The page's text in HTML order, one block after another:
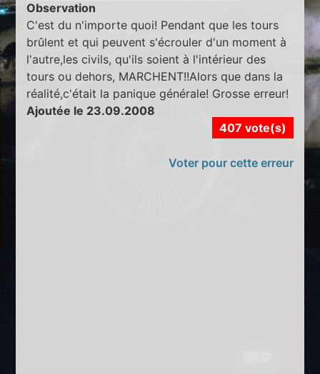
Observation
C'est du n'importe quoi! Pendant que les tours
brûlent et qui peuvent s'écrouler d'un moment à
l'autre,les civils, qu'ils soient à l'intérieur des
tours ou dehors, MARCHENT!!Alors que dans la
réalité,c'était la panique générale! Grosse erreur!
Ajoutée le 23.09.2008
407 vote(s)
Voter pour cette erreur